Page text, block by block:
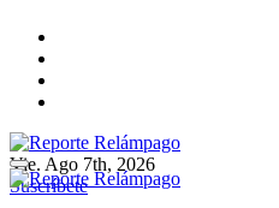
contenido
Reporte Relámpago
Claridad y rigor en cada
Vie. Ago 7th, 2026
Suscríbete